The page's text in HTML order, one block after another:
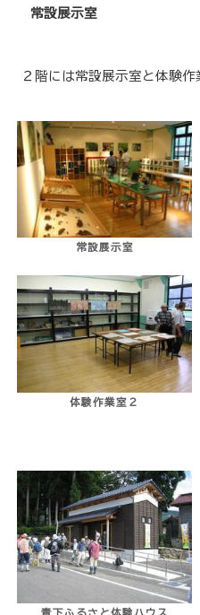
常設展示室
２階には常設展示室と体験作
常設展示室
体験作業室２
青下ふるさと体験ハウス